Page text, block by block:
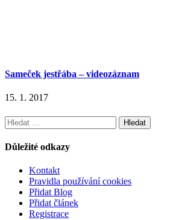
Sameček jestřába – videozáznam
15. 1. 2017
Vyhledávání
Důležité odkazy
Kontakt
Pravidla používání cookies
Přidat Blog
Přidat článek
Registrace